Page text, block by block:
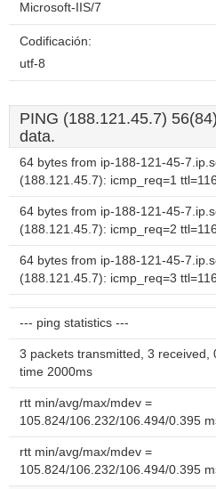
Microsoft-IIS/7
Codificación:
utf-8
PING (188.121.45.7)
data.
64 bytes from ip-188-121-45-
(188.121.45.7): icmp_req=1 ttl=116
64 bytes from ip-188-121-45-
(188.121.45.7): icmp_req=2 ttl=116
64 bytes from ip-188-121-45-
(188.121.45.7): icmp_req=3 ttl=116
--- ping statistics ---
3 packets transmitted, 3 received,
time 2000ms
rtt min/avg/max/mdev =
105.824/106.232/106.494/0.395
rtt min/avg/max/mdev =
105.824/106.232/106.494/0.395